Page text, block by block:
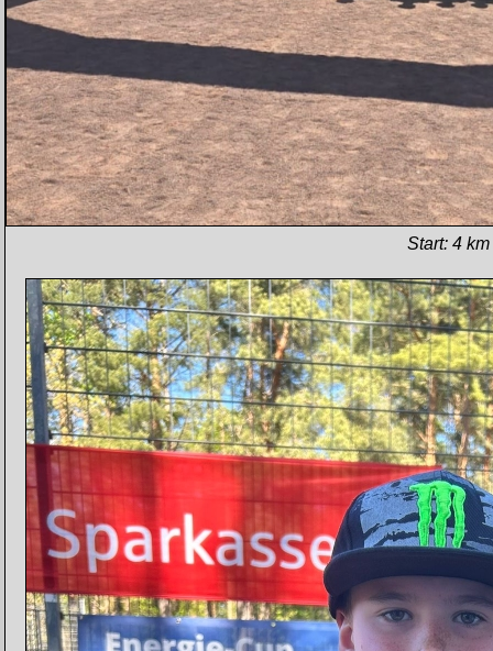
Start: 4 km